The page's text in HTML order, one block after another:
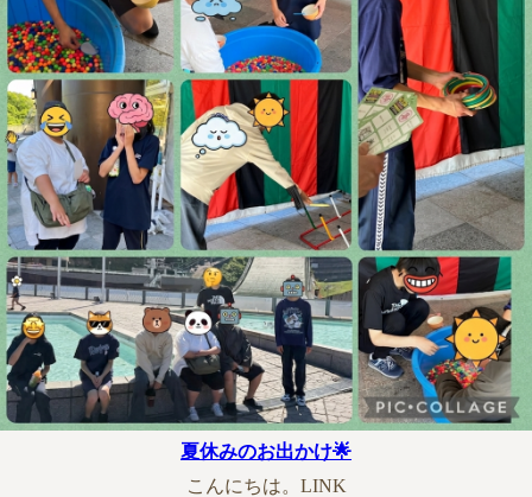
夏休みのお出かけ🌟
こんにちは。LINK